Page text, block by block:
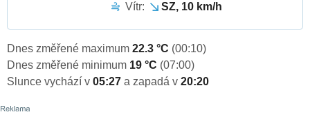
Vítr:
SZ, 10 km/h
Dnes změřené maximum 22.3 °C (00:10)
Dnes změřené minimum 19 °C (07:00)
Slunce vychází v 05:27 a zapadá v 20:20